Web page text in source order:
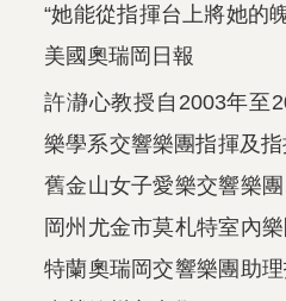
“她能從指揮台上將她的
美國奧瑞岡日報
許瀞心教授自2003年至
樂學系交響樂團指揮及
舊金山女子愛樂交響樂
岡州尤金市莫札特室內
特蘭奧瑞岡交響樂團助